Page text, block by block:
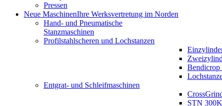
Pressen
Neue MaschinenIhre Werksvertretung im Norden
Hand- und Pneumatische
Stanzmaschinen
Profilstahlscheren und Lochstanzen
Bendicrop
Entgrat- und Schleifmaschinen
STN